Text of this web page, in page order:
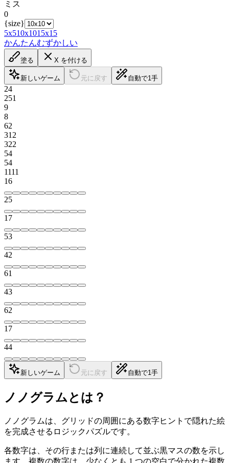
ミス
0
{size}
5x510x1015x15
かんたんむずかしい
塗る X を付ける
新しいゲーム 元に戻す 自動で1手
24
251
9
8
62
31 2
322
54
54
1111
16
25
1 7
53
42
61
43
62
1 7
44
新しいゲーム 元に戻す 自動で1手
ノノグラムとは？
ノノグラムは、グリッドの周囲にある数字ヒントで隠れた絵
を完成させるロジックパズルです。
各数字は、その行または列に連続して並ぶ黒マスの数を示し
ます。複数の数字は、少なくとも 1 つの空白で分かれた複数